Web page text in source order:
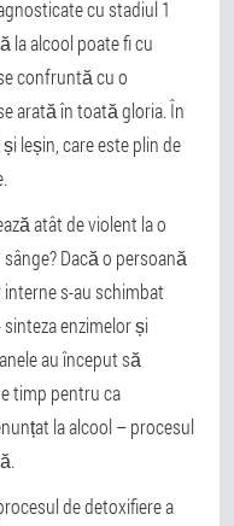
cu stadiul 1
la alcool poate fi cu
confruntă cu o
arată în toată gloria. În
leșin, care este plin de
atât de violent la o
Dacă o persoană
s-au schimbat
enzimelor și
au început să
timp pentru ca
la alcool – procesul
de detoxifiere a